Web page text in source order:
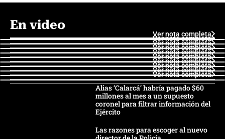
En video
Ver nota completa
Ver nota completa
Ver nota completa
Ver nota completa
Ver nota completa
Ver nota completa
Ver nota completa
Ver nota completa
Ver nota completa
Ver nota completa
Alias ‘Calarcá’ habría pagado $60
millones al mes a un supuesto
coronel para filtrar información del
Ejército
Las razones para escoger al nuevo